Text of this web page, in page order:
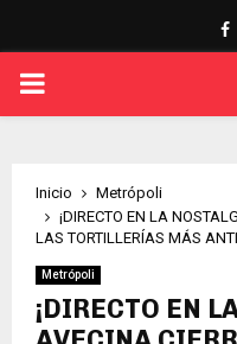
PRIMARY
Inicio
Metrópoli
¡DIRECTO EN LA
LAS TORTILLERÍAS MÁS
Metrópoli
¡DIRECTO EN